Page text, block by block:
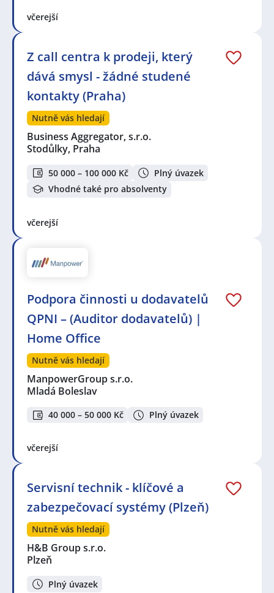
včerejší
Z call centra k prodeji, který
dává smysl - žádné studené
kontakty (Praha)
Nutně vás hledají
Business Aggregator, s.r.o.
Stodůlky, Praha
50 000 – 100 000 Kč
Plný úvazek
Vhodné také pro absolventy
včerejší
Podpora činnosti u dodavatelů
QPNI – (Auditor dodavatelů) |
Home Office
Nutně vás hledají
ManpowerGroup s.r.o.
Mladá Boleslav
40 000 – 50 000 Kč Plný úvazek
včerejší
Servisní technik - klíčové a
zabezpečovací systémy (Plzeň)
Nutně vás hledají
H&B Group s.r.o.
Plzeň
Plný úvazek